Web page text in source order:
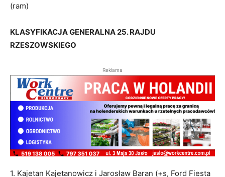
(ram)
KLASYFIKACJA GENERALNA 25. RAJDU
RZESZOWSKIEGO
Reklama
1. Kajetan Kajetanowicz i Jarosław Baran (+s, Ford Fiesta